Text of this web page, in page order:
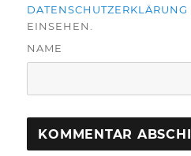
DATENSCHUTZERKLÄRUNG
EINSEHEN.
NAME